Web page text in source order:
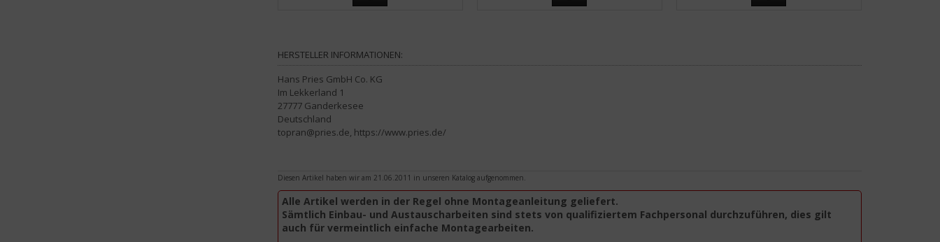
HERSTELLER INFORMATIONEN:
Hans Pries GmbH Co. KG
Im Lekkerland 1
27777 Ganderkesee
Deutschland
topran@pries.de, https://www.pries.de/
Diesen Artikel haben wir am 21.06.2011 in unseren Katalog aufgenommen.
Alle Artikel werden in der Regel ohne Montageanleitung geliefert.
Sämtlich Einbau- und Austauscharbeiten sind stets von qualifiziertem Fachpersonal durchzuführen, dies gilt
auch für vermeintlich einfache Montagearbeiten.